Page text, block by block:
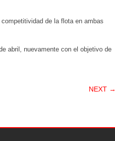
de la flota en ambas
abril, nuevamente con el objetivo de
NEXT →